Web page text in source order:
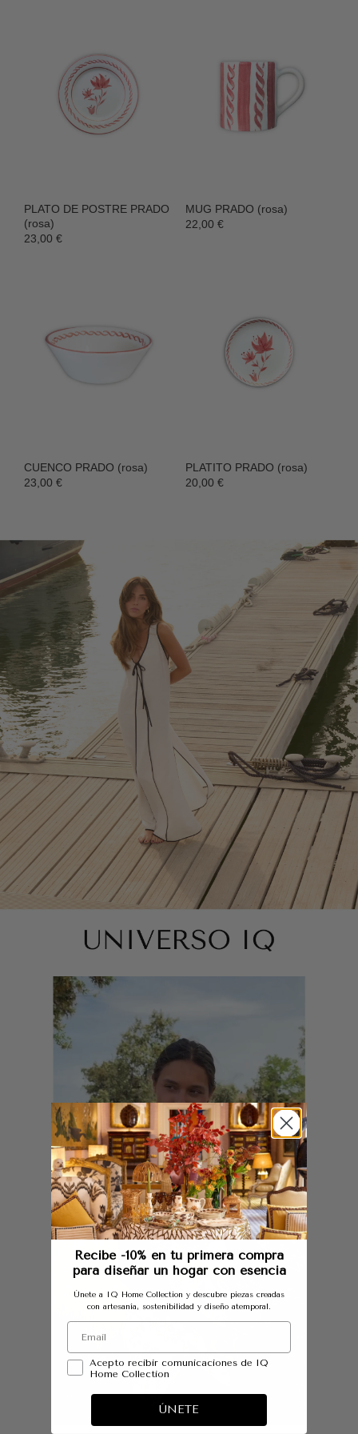
PLATO DE POSTRE PRADO
(rosa)
23,00 €
MUG PRADO (rosa)
22,00 €
CUENCO PRADO (rosa)
23,00 €
PLATITO PRADO (rosa)
20,00 €
Recibe -10% en tu primera compra
para diseñar un hogar con esencia
Únete a IQ Home Collection y descubre piezas creadas
con artesanía, sostenibilidad y diseño atemporal.
Acepto recibir comunicaciones de IQ
Home Collection
ÚNETE